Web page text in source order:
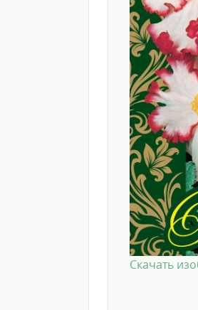
Скачать